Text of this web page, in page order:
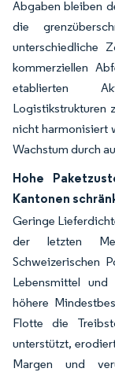
Abgaben bleiben
die
unterschiedliche
kommerziellen
etablierten
Logistikstrukturen
nicht harmonisiert
Wachstum durch
Hohe
Kantonen
Geringe
der letzten
Schweizerischen
Lebensmittel
höhere
Flotte die
unterstützt,
Margen und